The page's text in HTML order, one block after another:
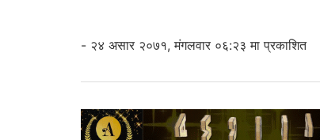
- २४ असार २०७१, मंगलवार ०६:२३ मा प्रकाशित